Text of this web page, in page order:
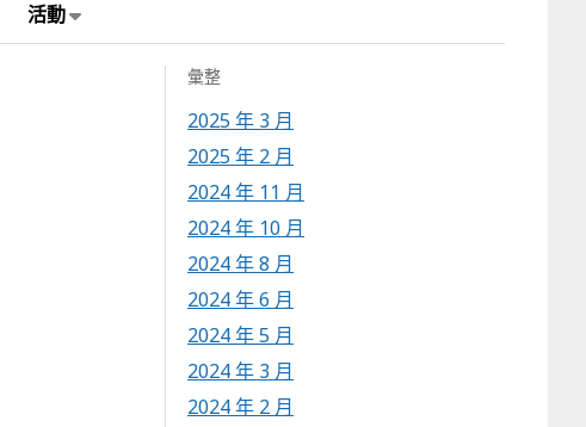
活動
彙整
2025 年 3 月
2025 年 2 月
2024 年 11 月
2024 年 10 月
2024 年 8 月
2024 年 6 月
2024 年 5 月
2024 年 3 月
2024 年 2 月